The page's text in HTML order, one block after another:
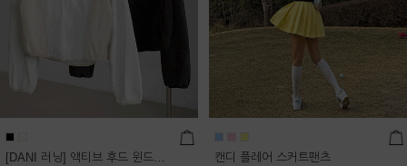
[DANI 러닝] 액티브 후드 윈드점퍼 캔디 플레어 스커트팬츠